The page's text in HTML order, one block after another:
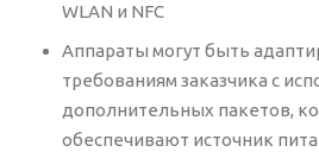
WLAN и NFC
Аппараты могут быть
требованиям заказчика с
дополнительных пакетов,
обеспечивают источник